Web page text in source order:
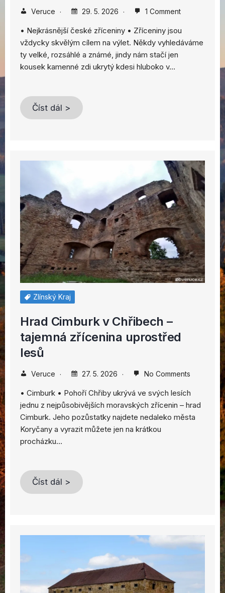
Veruce 29. 5. 2026 1 Comment
• Nejkrásnější české zříceniny • Zříceniny jsou
vždycky skvělým cílem na výlet. Někdy vyhledáváme
ty velké, rozsáhlé a známé, jindy nám stačí jen
kousek kamenné zdi ukrytý kdesi hluboko v…
Číst dál >
Zlínský Kraj
Hrad Cimburk v Chřibech –
tajemná zřícenina uprostřed
lesů
Veruce 27. 5. 2026 No Comments
• Cimburk • Pohoří Chřiby ukrývá ve svých lesích
jednu z nejpůsobivějších moravských zřícenin – hrad
Cimburk. Jeho pozůstatky najdete nedaleko města
Koryčany a vyrazit můžete jen na krátkou
procházku…
Číst dál >